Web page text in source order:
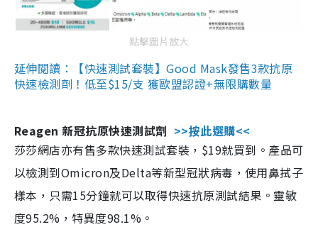
點擊圖片放大
延伸閱讀：【快速測試套裝】Good Mask發售3款抗原
快速檢測劑！低至$15/支 獲歐盟認證+無限購數量
Reagen 新冠抗原快速測試劑 >>按此選購<<
莎莎網店亦有售多款快速測試套裝，$19就買到。產品可
以檢測到Omicron及Delta等新型冠狀病毒，使用鼻拭子
樣本，只需15分鐘就可以取得快速抗原測試結果。靈敏
度95.2%，特異度98.1%。